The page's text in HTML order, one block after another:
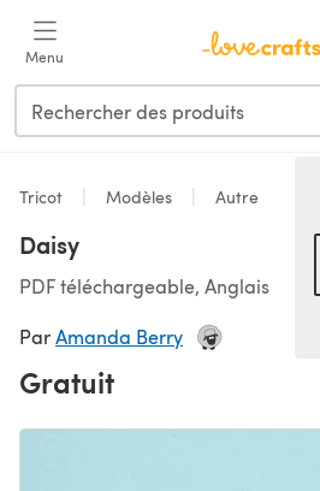
Menu
Tricot Modèles Autre
Daisy
PDF téléchargeable, Anglais
ParAmanda Berry
Gratuit